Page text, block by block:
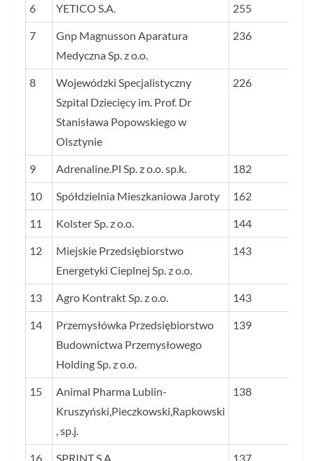
6 YETICO S.A. 255
7
Gnp Magnusson Aparatura
Medyczna Sp. z o.o.
236
8
Wojewódzki Specjalistyczny
Szpital Dziecięcy im. Prof. Dr
Stanisława Popowskiego w
Olsztynie
226
9 Adrenaline.Pl Sp. z o.o. sp.k. 182
10 Spółdzielnia Mieszkaniowa Jaroty 162
11 Kolster Sp. z o.o. 144
12
Miejskie Przedsiębiorstwo
Energetyki Cieplnej Sp. z o.o.
143
13 Agro Kontrakt Sp. z o.o. 143
14
Przemysłówka Przedsiębiorstwo
Budownictwa Przemysłowego
Holding Sp. z o.o.
139
15
Animal Pharma Lublin-
Kruszyński,Pieczkowski,Rapkowski
, sp.j.
138
16 SPRINT S.A. 137